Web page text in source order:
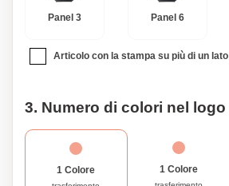
Panel 3 Panel 6
Articolo con la stampa su più di un lato
3. Numero di colori nel logo
1 Colore 1 Colore